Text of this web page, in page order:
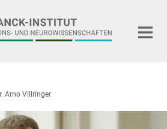
Arno Villringer